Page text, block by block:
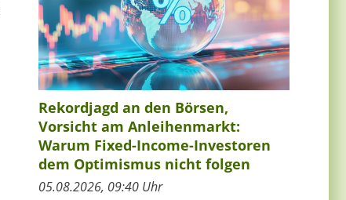
Rekordjagd an den Börsen,
Vorsicht am Anleihenmarkt:
Warum Fixed-Income-Investoren
dem Optimismus nicht folgen
05.08.2026, 09:40 Uhr